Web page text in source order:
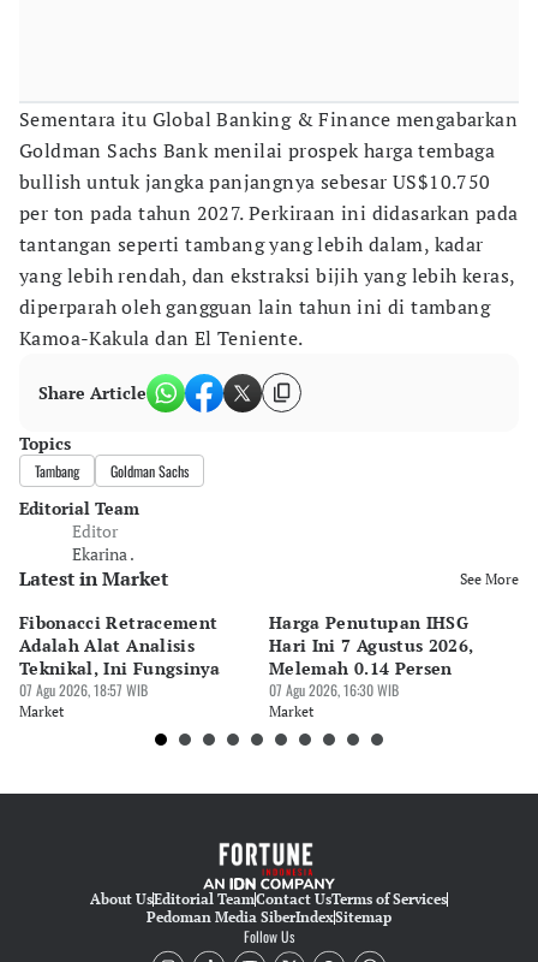
Sementara itu Global Banking & Finance mengabarkan
Goldman Sachs Bank menilai prospek harga tembaga
bullish untuk jangka panjangnya sebesar US$10.750
per ton pada tahun 2027. Perkiraan ini didasarkan pada
tantangan seperti tambang yang lebih dalam, kadar
yang lebih rendah, dan ekstraksi bijih yang lebih keras,
diperparah oleh gangguan lain tahun ini di tambang
Kamoa-Kakula dan El Teniente.
Share Article
Topics
Tambang Goldman Sachs
Editorial Team
Editor
Ekarina .
Latest in Market See More
Fibonacci Retracement
Adalah Alat Analisis
Teknikal, Ini Fungsinya
07 Agu 2026, 18:57 WIB
Market
Harga Penutupan IHSG
Hari Ini 7 Agustus 2026,
Melemah 0.14 Persen
07 Agu 2026, 16:30 WIB
Market
About UsEditorial TeamContact UsTerms of Services
Pedoman Media SiberIndexSitemap
Follow Us